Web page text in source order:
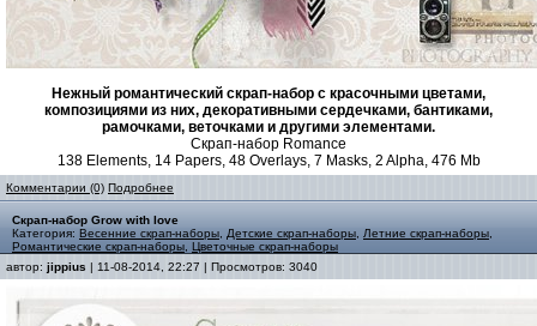
Нежный романтический скрап-набор с красочными цветами,
композициями из них, декоративными сердечками, бантиками,
рамочками, веточками и другими элементами.
Скрап-набор Romance
138 Elements, 14 Papers, 48 Overlays, 7 Masks, 2 Alpha, 476 Mb
Комментарии (0) Подробнее
Скрап-набор Grow with love
Категория: Весенние скрап-наборы Детские скрап-наборы Летние скрап-наборы
Романтические скрап-наборы Цветочные скрап-наборы
автор: jippius | 11-08-2014, 22:27 | Просмотров: 3040